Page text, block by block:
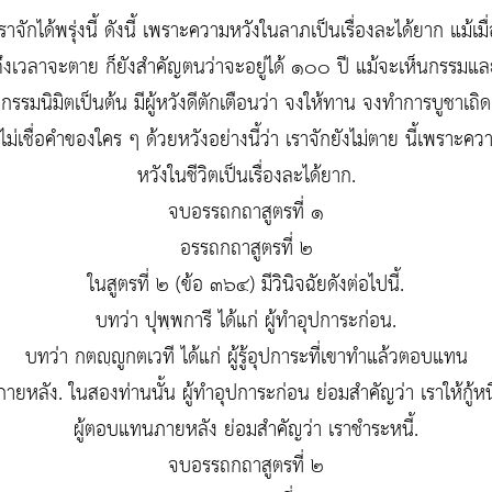
าจักได้พรุ่งนี้ ดังนี้ เพราะความหวังในลาภเป็นเรื่องละได้ยาก แม้เ
เวลาจะตาย ก็ยังสำคัญตนว่าจะอยู่ได้ ๑๐๐ ปี แม้จะเห็นกรรมแ
กรรมนิมิตเป็นต้น มีผู้หวังดีตักเตือนว่า จงให้ทาน จงทำการบูชาเถิด
ม่เชื่อคำของใคร ๆ ด้วยหวังอย่างนี้ว่า เราจักยังไม่ตาย นี้เพราะคว
หวังในชีวิตเป็นเรื่องละได้ยาก.
จบอรรถกถาสูตรที่ ๑
อรรถกถาสูตรที่ ๒
ในสูตรที่ ๒ (ข้อ ๓๖๔) มีวินิจฉัยดังต่อไปนี้.
บทว่า ปุพฺพการี ได้แก่ ผู้ทำอุปการะก่อน.
บทว่า กตญฺญูกตเวที ได้แก่ ผู้รู้อุปการะที่เขาทำแล้วตอบแทน
ยหลัง. ในสองท่านนั้น ผู้ทำอุปการะก่อน ย่อมสำคัญว่า เราให้กู้
ผู้ตอบแทนภายหลัง ย่อมสำคัญว่า เราชำระหนี้.
จบอรรถกถาสูตรที่ ๒